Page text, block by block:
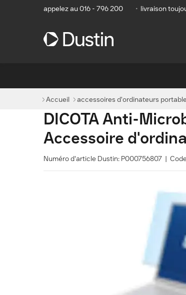
appelez au 016 - 796 200 • livraison
Accueil accessoires d'ordinateurs
DICOTA Anti-
Accessoire
Numéro d'article Dustin: P000756807 |